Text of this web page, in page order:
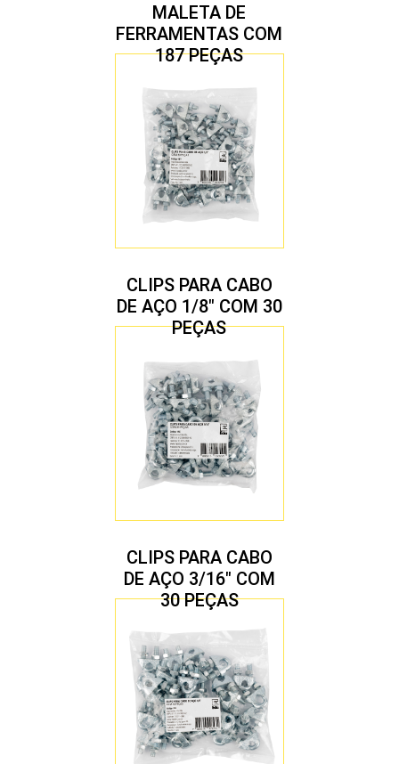
MALETA DE
FERRAMENTAS COM
187 PEÇAS
CLIPS PARA CABO
DE AÇO 1/8″ COM 30
PEÇAS
CLIPS PARA CABO
DE AÇO 3/16″ COM
30 PEÇAS